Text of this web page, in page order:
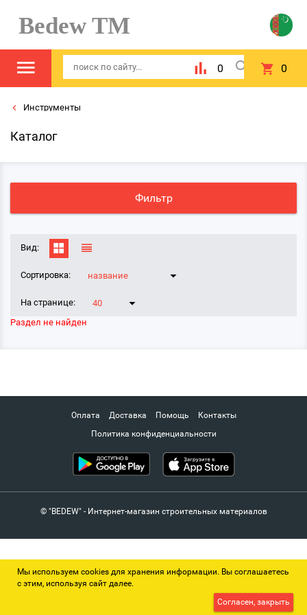
Bedew TM
0 0
Инструменты
Каталог
Фильтр
Вид:
Сортировка: название
На странице:
40
Раздел не найден
Оплата Доставка Помощь
Контакты
Политика конфиденциальности
© "BEDEW" - Интернет-магазин строительных материалов
Мы используем cookies для хранения информации. Вы соглашаетесь
с этим, используя сайт далее.
Согласен, закрыть